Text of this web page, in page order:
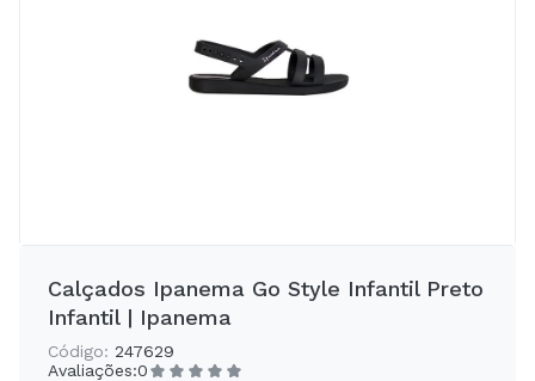
Calçados Ipanema Go Style Infantil Preto
Infantil | Ipanema
Código: 247629
Avaliações:0